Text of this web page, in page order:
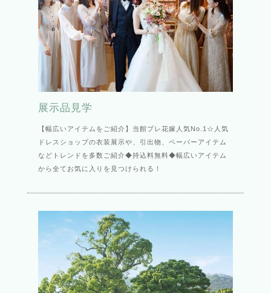
展示品見学
【幅広いアイテムをご紹介】当館プレ花嫁人気No.1☆人気
ドレスショップの衣装展示や、引出物、ペーパーアイテム
などトレンドを多数ご紹介◆持込料無料◆幅広いアイテム
から全てお気に入りを見つけられる！